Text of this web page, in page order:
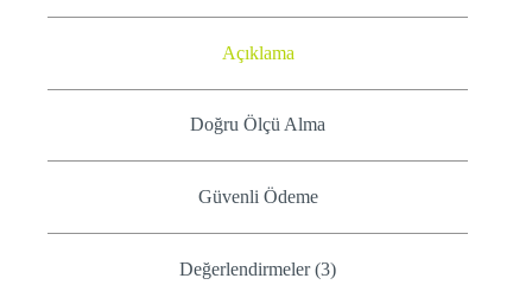
Açıklama
Doğru Ölçü Alma
Güvenli Ödeme
Değerlendirmeler (3)